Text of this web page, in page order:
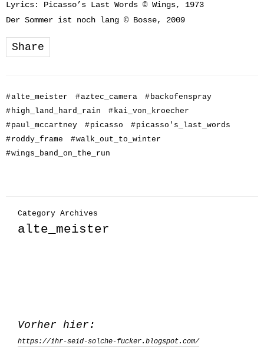
Lyrics: Picasso’s Last Words © Wings, 1973
Der Sommer ist noch lang © Bosse, 2009
Share
#alte_meister #aztec_camera # backofenspray
# high_land_hard_rain # kai_von_kroecher
#paul_mccartney #picasso #picasso's_last_words
#roddy_frame #walk_out_to_winter
#wings_band_on_the_run
Category Archives
alte_meister
Vorher hier:
https://ihr-seid-solche-fucker.blogspot.com/